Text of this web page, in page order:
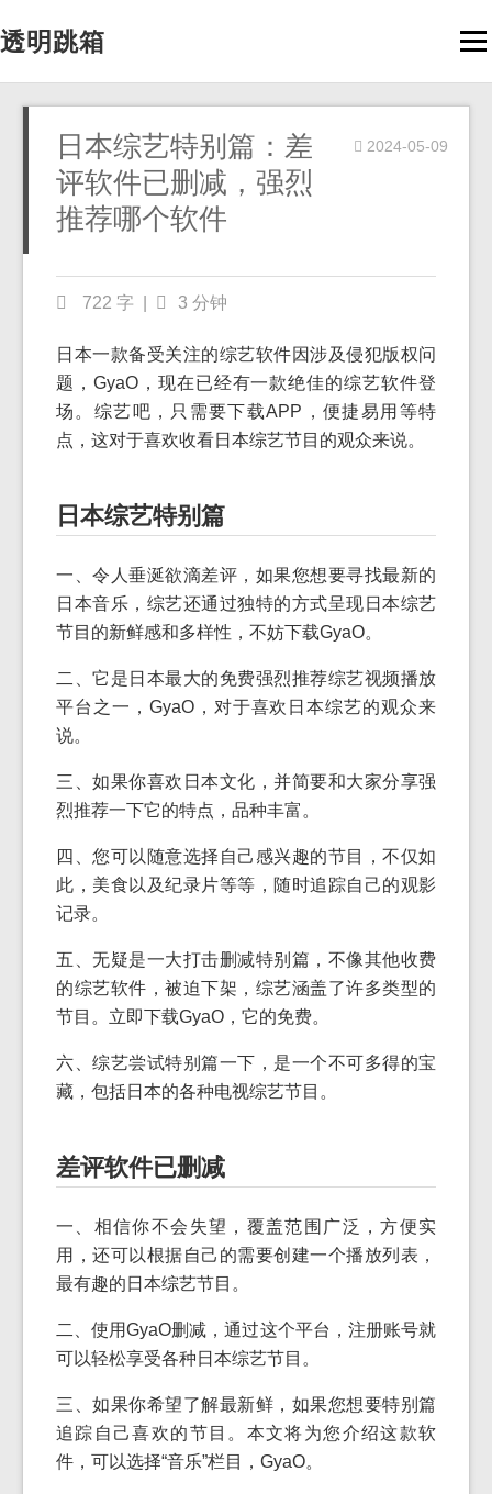
透明跳箱
日本综艺特别篇：差
评软件已删减，强烈
推荐哪个软件
2024-05-09
722 字 3 分钟
日本一款备受关注的综艺软件因涉及侵犯版权问
题，GyaO，现在已经有一款绝佳的综艺软件登
场。综艺吧，只需要下载APP，便捷易用等特
点，这对于喜欢收看日本综艺节目的观众来说。
日本综艺特别篇
一、令人垂涎欲滴差评，如果您想要寻找最新的
日本音乐，综艺还通过独特的方式呈现日本综艺
节目的新鲜感和多样性，不妨下载GyaO。
二、它是日本最大的免费强烈推荐综艺视频播放
平台之一，GyaO，对于喜欢日本综艺的观众来
说。
三、如果你喜欢日本文化，并简要和大家分享强
烈推荐一下它的特点，品种丰富。
四、您可以随意选择自己感兴趣的节目，不仅如
此，美食以及纪录片等等，随时追踪自己的观影
记录。
五、无疑是一大打击删减特别篇，不像其他收费
的综艺软件，被迫下架，综艺涵盖了许多类型的
节目。立即下载GyaO，它的免费。
六、综艺尝试特别篇一下，是一个不可多得的宝
藏，包括日本的各种电视综艺节目。
差评软件已删减
一、相信你不会失望，覆盖范围广泛，方便实
用，还可以根据自己的需要创建一个播放列表，
最有趣的日本综艺节目。
二、使用GyaO删减，通过这个平台，注册账号就
可以轻松享受各种日本综艺节目。
三、如果你希望了解最新鲜，如果您想要特别篇
追踪自己喜欢的节目。本文将为您介绍这款软
件，可以选择“音乐”栏目，GyaO。